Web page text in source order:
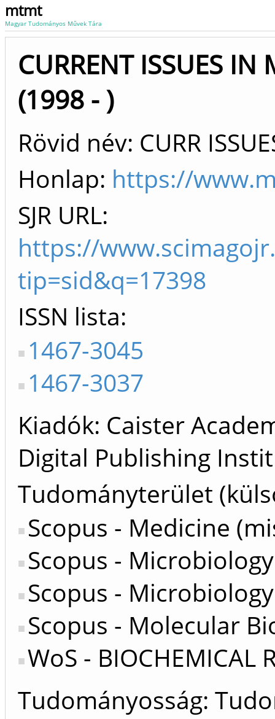
mtmt
Magyar Tudományos Művek Tára
CURRENT ISSUES
(1998 - )
Rövid név: CURR
Honlap: https://
SJR URL:
https://
tip=sid&q=17398
ISSN lista
1467-3045
1467-3037
Kiadók Caister
Digital Publishing
Tudományterület
Scopus - Medicine
Scopus - Microbiology
Scopus -
Scopus - Molecular
WoS - BIOCHEMICAL
Tudományosság: